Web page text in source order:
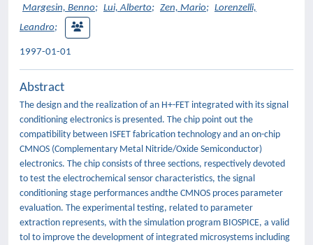
Margesin, Benno; Lui, Alberto; Zen, Mario; Lorenzelli,
Leandro;
1997-01-01
Abstract
The design and the realization of an H+-FET integrated with its signal
conditioning electronics is presented. The chip point out the
compatibility between ISFET fabrication technology and an on-chip
CMNOS (Complementary Metal Nitride/Oxide Semiconductor)
electronics. The chip consists of three sections, respectively devoted
to test the electrochemical sensor characteristics, the signal
conditioning stage performances andthe CMNOS proces parameter
evaluation. The experimental testing, related to parameter
extraction represents, with the simulation program BIOSPICE, a valid
tol to improve the development of integrated microsystems including